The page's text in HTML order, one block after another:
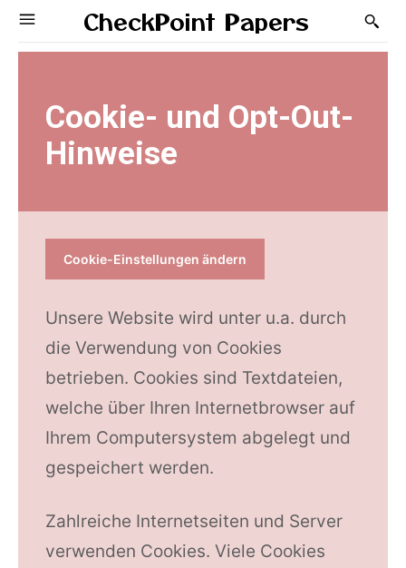
CheckPoint Papers
Cookie- und Opt-Out-
Hinweise
Cookie-Einstellungen ändern
Unsere Website wird unter u.a. durch
die Verwendung von Cookies
betrieben. Cookies sind Textdateien,
welche über Ihren Internetbrowser auf
Ihrem Computersystem abgelegt und
gespeichert werden.
Zahlreiche Internetseiten und Server
verwenden Cookies. Viele Cookies